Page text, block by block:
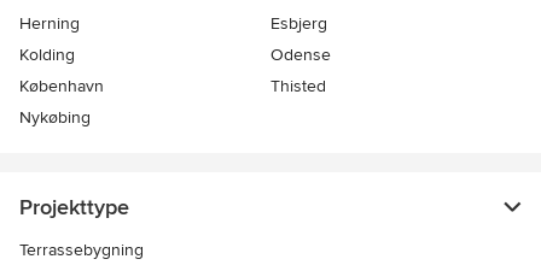
Herning
Esbjerg
Kolding
Odense
København
Thisted
Nykøbing
Projekttype
Terrassebygning